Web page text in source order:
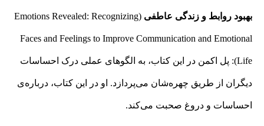
بهبود روابط و زندگی عاطفی (Emotions Revealed: Recognizing
Faces and Feelings to Improve Communication and Emotional
Life): پل اکمن در این کتاب، به الگوهای عملی درک احساسات
دیگران از طریق چهره‌شان می‌پردازد. او در این کتاب، درباره‌ی
احساسات و دروغ صحبت می‌کند.